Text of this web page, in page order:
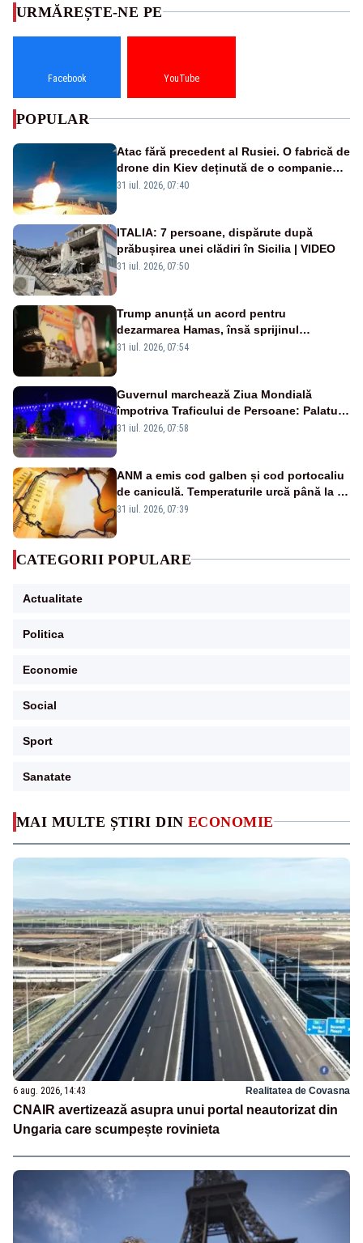
MAI MULTE ȘTIRI DIN ECONOMIE
6 aug. 2026, 14:43 Realitatea de Covasna
CNAIR avertizează asupra unui portal neautorizat din
Ungaria care scumpește rovinieta
URMĂREȘTE-NE PE
Facebook YouTube
POPULAR
Atac fără precedent al Rusiei. O fabrică de
drone din Kiev deținută de o companie
americană, distrusă de o rachetă
31 iul. 2026, 07:40
ITALIA: 7 persoane, dispărute după
prăbușirea unei clădiri în Sicilia | VIDEO
31 iul. 2026, 07:50
Trump anunță un acord pentru
dezarmarea Hamas, însă sprijinul
Israelului rămâne incert
31 iul. 2026, 07:54
Guvernul marchează Ziua Mondială
împotriva Traficului de Persoane: Palatul
Victoria, iluminat în albastru
31 iul. 2026, 07:58
ANM a emis cod galben și cod portocaliu
de caniculă. Temperaturile urcă până la 38
de grade, iar nopțile devin tropicale
31 iul. 2026, 07:39
CATEGORII POPULARE
Actualitate
Politica
Economie
Social
Sport
Sanatate